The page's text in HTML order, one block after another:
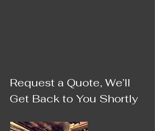
Request a Quote, We’ll
Get Back to You Shortly